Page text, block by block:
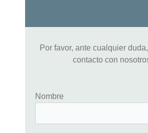
Por favor, ante cualquier
contacto con
Nombre